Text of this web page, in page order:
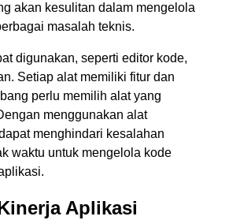
akan kesulitan dalam mengelola
masalah teknis.
digunakan, seperti editor kode,
Setiap alat memiliki fitur dan
perlu memilih alat yang
menggunakan alat
menghindari kesalahan
waktu untuk mengelola kode
Aplikasi